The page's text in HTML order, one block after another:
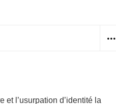
et l’usurpation d’identité la